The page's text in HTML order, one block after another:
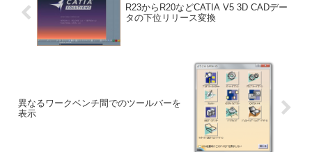
R23からR20などCATIA V5 3D CADデー
タの下位リリース変換
異なるワークベンチ間でのツールバーを
表示